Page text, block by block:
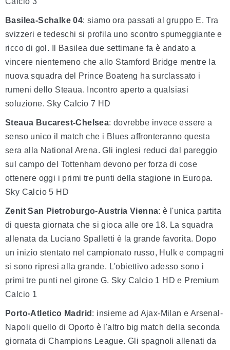
Basilea-Schalke 04: siamo ora passati al gruppo E. Tra
svizzeri e tedeschi si profila uno scontro spumeggiante e
ricco di gol. Il Basilea due settimane fa è andato a
vincere nientemeno che allo Stamford Bridge mentre la
nuova squadra del Prince Boateng ha surclassato i
rumeni dello Steaua. Incontro aperto a qualsiasi
soluzione. Sky Calcio 7 HD
Steaua Bucarest-Chelsea: dovrebbe invece essere a
senso unico il match che i Blues affronteranno questa
sera alla National Arena. Gli inglesi reduci dal pareggio
sul campo del Tottenham devono per forza di cose
ottenere oggi i primi tre punti della stagione in Europa.
Sky Calcio 5 HD
Zenit San Pietroburgo-Austria Vienna: è l'unica partita
di questa giornata che si gioca alle ore 18. La squadra
allenata da Luciano Spalletti è la grande favorita. Dopo
un inizio stentato nel campionato russo, Hulk e compagni
si sono ripresi alla grande. L'obiettivo adesso sono i
primi tre punti nel girone G. Sky Calcio 1 HD e Premium
Calcio 1
Porto-Atletico Madrid : insieme ad Ajax-Milan e Arsenal-
Napoli quello di Oporto è l'altro big match della seconda
giornata di Champions League. Gli spagnoli allenati da